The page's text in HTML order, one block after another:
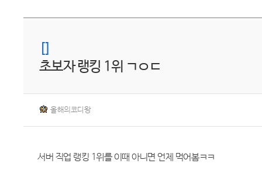
초보자 랭킹 1위 ㄱㅇㄷ
올해의코디왕
서버 직업 랭킹 1위를 이때 아니면 언제 먹어봄ㅋㅋ